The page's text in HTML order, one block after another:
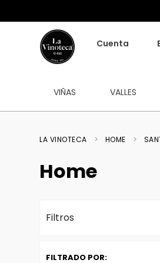
Cuenta
VIÑAS VALLES
HOME
Home
Filtros
FILTRADO POR: